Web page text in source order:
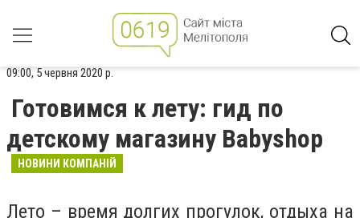
09:00, 5 червня 2020 р.
Готовимся к лету: гид по
детскому магазину Babyshop
НОВИНИ КОМПАНІЙ
Лето – время долгих прогулок, отдыха на